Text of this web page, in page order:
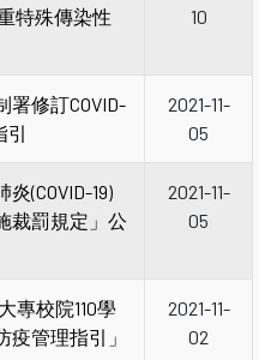
特殊傳染性
10
署修訂COVID-
引
2021-11-
05
(COVID-19)
裁罰規定」公
2021-11-
05
專校院110學
管理指引」
2021-11-
02